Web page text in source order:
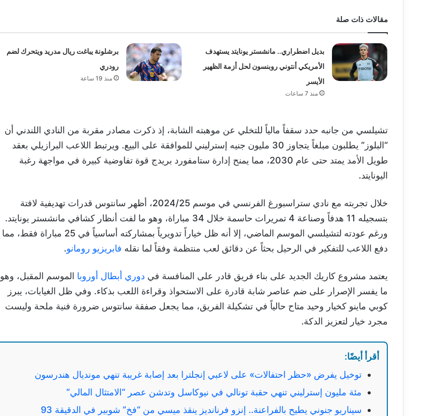
مقالات ذات صلة
بديل اضطراري.. مانشستر يونايتد يستهدف
الأمريكي أنتوني روبنسون لحل أزمة الظهير
الأيسر
منذ 7 ساعات
برشلونة يباغت ريال مدريد ويتحرك لضم
رودري
منذ 19 ساعة
تشيلسي من جانبه حدد سقفاً مالياً للتخلي عن موهبته الشابة، إذ ذكرت مصادر مقربة من النادي اللندني أن
“البلوز” يطلبون مبلغاً يتجاوز 30 مليون جنيه إسترليني للموافقة على البيع. ويرتبط اللاعب البرازيلي بعقد
طويل الأمد يمتد حتى عام 2030، مما يمنح إدارة ستامفورد بريدج قوة تفاوضية كبيرة في مواجهة رغبة
اليونايتد.
خلال تجربته مع نادي ستراسبورغ الفرنسي في موسم 2024/25، أظهر سانتوس قدرات تهديفية لافتة
بتسجيله 11 هدفاً وصناعة 4 تمريرات حاسمة خلال 34 مباراة، وهو ما لفت أنظار كشافي مانشستر يونايتد.
ورغم عودته لتشيلسي الموسم الماضي، إلا أنه ظل خياراً تدويرياً بمشاركته أساسياً في 25 مباراة فقط، مما
دفع اللاعب للتفكير في الرحيل بحثاً عن دقائق لعب منتظمة وفقاً لما نقله فابريزيو رومانو.
يعتمد مشروع كاريك الجديد على بناء فريق قادر على المنافسة في دوري أبطال أوروبا الموسم المقبل، وهو
ما يفسر الإصرار على ضم عناصر شابة قادرة على الاستحواذ وقراءة اللعب بذكاء. وفي ظل الغيابات، يبرز
كوبي ماينو كخيار وحيد متاح حالياً في تشكيلة الفريق، مما يجعل صفقة سانتوس ضرورة فنية ملحة وليست
مجرد خيار لتعزيز الدكة.
أقرأ أيضًا:
توخيل يفرض «حظر احتفالات» على لاعبي إنجلترا بعد إصابة غريبة تنهي مونديال هندرسون
مئة مليون إسترليني تنهي حقبة تونالي في نيوكاسل وتدشن عصر “الامتثال المالي”
سيناريو جنوني يطيح بالفراعنة.. إنزو فرنانديز ينقذ ميسي من “فخ” شوبير في الدقيقة 93